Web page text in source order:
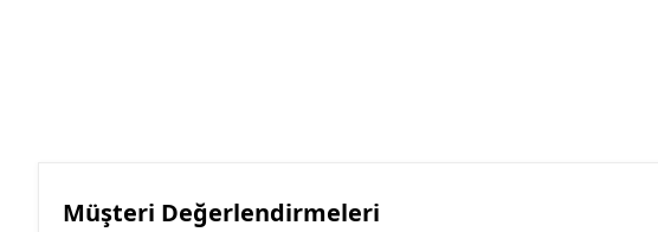
Müşteri Değerlendirmeleri